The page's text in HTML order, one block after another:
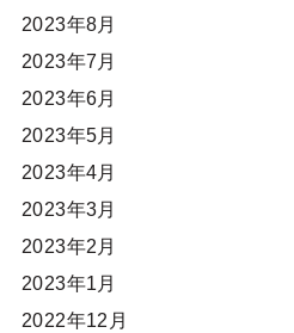
2023年8月
2023年7月
2023年6月
2023年5月
2023年4月
2023年3月
2023年2月
2023年1月
2022年12月